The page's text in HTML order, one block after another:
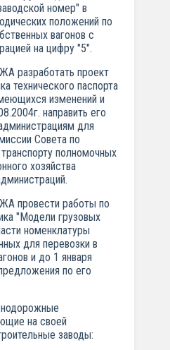
номер" в
положений по
вагонов с
на цифру "5".
разработать проект
технического паспорта
изменений и
направить его
для
Совета по
полномочных
хозяйства
провести работы по
"Модели грузовых
номенклатуры
для перевозки в
и до 1 января
по его
на своей
заводы: